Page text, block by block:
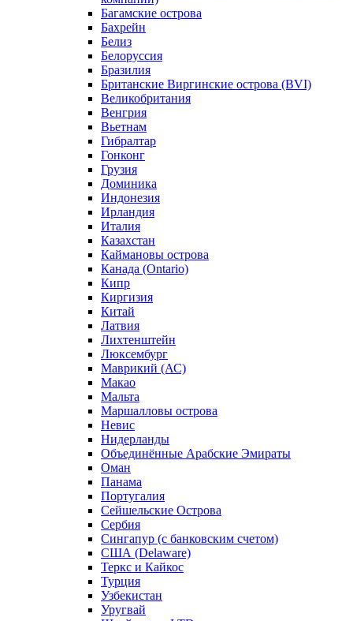
Багамские острова
Бахрейн
Белиз
Белоруссия
Бразилия
Британские Виргинские острова (BVI)
Великобритания
Венгрия
Вьетнам
Гибралтар
Гонконг
Грузия
Доминика
Индонезия
Ирландия
Италия
Казахстан
Каймановы острова
Канада (Ontario)
Кипр
Киргизия
Китай
Латвия
Лихтенштейн
Люксембург
Маврикий (АС)
Макао
Мальта
Маршалловы острова
Нeвис
Нидерланды
Объединённые Арабские Эмираты
Оман
Панама
Португалия
Сейшельские Острова
Сербия
Сингапур (c банковским счетом)
США (Delaware)
Теркс и Кайкос
Турция
Узбекистан
Уругвай